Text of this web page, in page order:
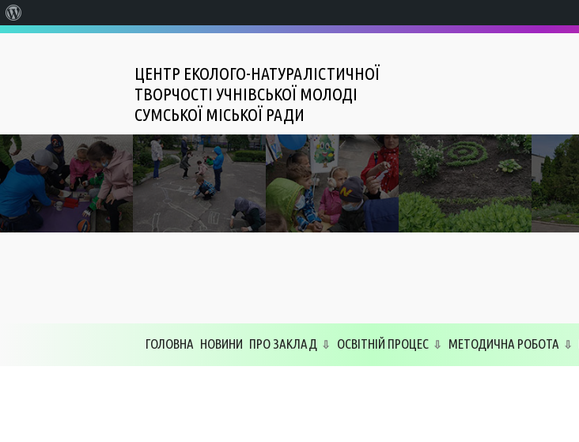
ЦЕНТР ЕКОЛОГО-НАТУРАЛІСТИЧНОЇ
ТВОРЧОСТІ УЧНІВСЬКОЇ МОЛОДІ
СУМСЬКОЇ МІСЬКОЇ РАДИ
ГОЛОВНА НОВИНИ ПРО ЗАКЛАД ОСВІТНІЙ ПРОЦЕС МЕТОДИЧНА РОБОТА
WordPress